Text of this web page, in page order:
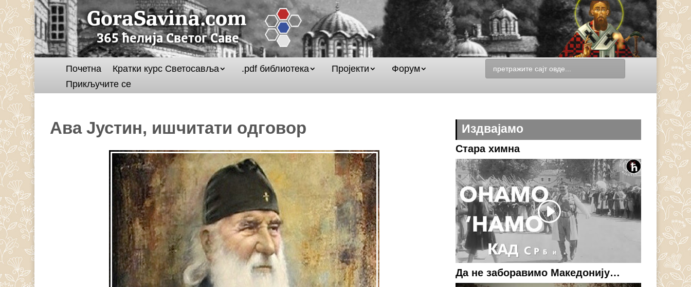
Почетна Кратки курс Светосавља .pdf библиотека Пројекти
Форум
Прикључите се
Ава Јустин, ишчитати одговор Издвајамо
Стара химна
Да не заборавимо Македонију…